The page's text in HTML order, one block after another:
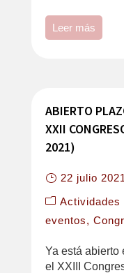
Leer más
ABIERTO
XXII
2021)
22 julio 2021
Actividades
eventos
Ya está abierto
el XXIII